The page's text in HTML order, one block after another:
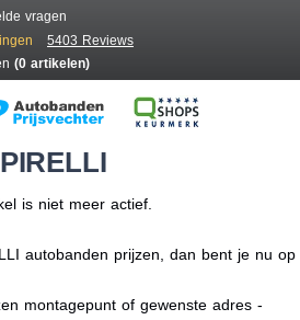
vragen
5403 Reviews
(0 artikelen)
is niet meer actief.
autobanden prijzen, dan bent je nu op
montagepunt of gewenste adres -